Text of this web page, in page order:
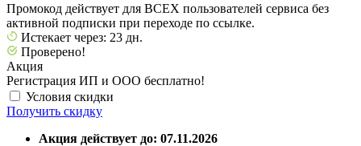
Промокод действует для ВСЕХ пользователей сервиса без
активной подписки при переходе по ссылке.
Истекает через: 23 дн.
Проверено!
Акция
Регистрация ИП и ООО бесплатно!
Условия скидки
Получить скидку
Акция действует до: 07.11.2026